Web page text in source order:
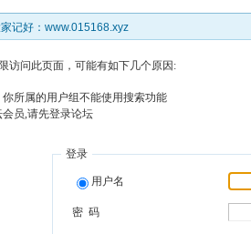
记好：www.015168.xyz
访问此页面，可能有如下几个原因:
你所属的用户组不能使用搜索功能
员,请先登录论坛
登录
用户名
密 码